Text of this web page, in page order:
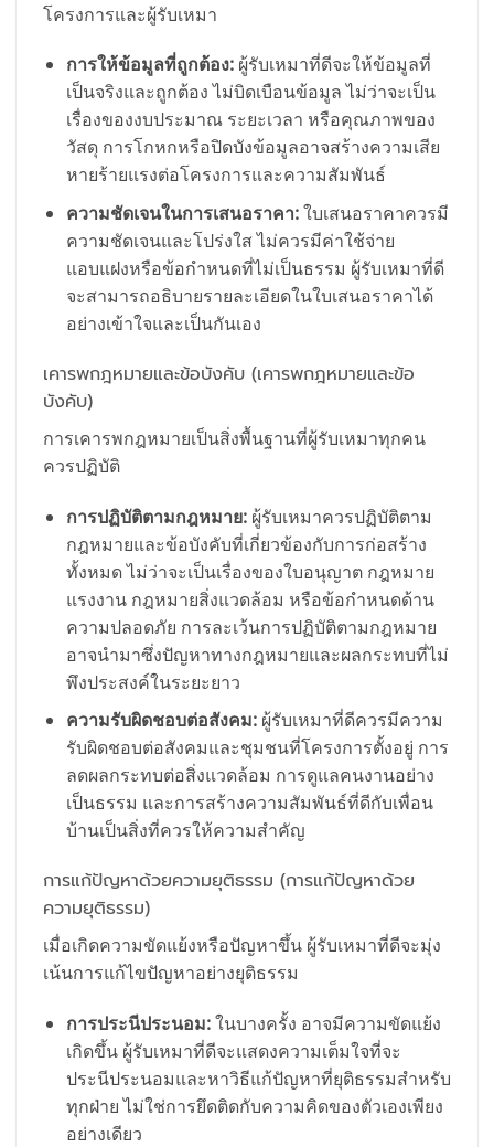
โครงการและผู้รับเหมา
การให้ข้อมูลที่ถูกต้อง:ผู้รับเหมาที่ดีจะให้ข้อมูลที่
เป็นจริงและถูกต้อง ไม่บิดเบือนข้อมูล ไม่ว่าจะเป็น
เรื่องของงบประมาณ ระยะเวลา หรือคุณภาพของ
วัสดุ การโกหกหรือปิดบังข้อมูลอาจสร้างความเสีย
หายร้ายแรงต่อโครงการและความสัมพันธ์
ความชัดเจนในการเสนอราคา:ใบเสนอราคาควรมี
ความชัดเจนและโปร่งใส ไม่ควรมีค่าใช้จ่าย
แอบแฝงหรือข้อกำหนดที่ไม่เป็นธรรม ผู้รับเหมาที่ดี
จะสามารถอธิบายรายละเอียดในใบเสนอราคาได้
อย่างเข้าใจและเป็นกันเอง
เคารพกฎหมายและข้อบังคับ (เคารพกฎหมายและข้อ
บังคับ)
การเคารพกฎหมายเป็นสิ่งพื้นฐานที่ผู้รับเหมาทุกคน
ควรปฏิบัติ
การปฏิบัติตามกฎหมาย:ผู้รับเหมาควรปฏิบัติตาม
กฎหมายและข้อบังคับที่เกี่ยวข้องกับการก่อสร้าง
ทั้งหมด ไม่ว่าจะเป็นเรื่องของใบอนุญาต กฎหมาย
แรงงาน กฎหมายสิ่งแวดล้อม หรือข้อกำหนดด้าน
ความปลอดภัย การละเว้นการปฏิบัติตามกฎหมาย
อาจนำมาซึ่งปัญหาทางกฎหมายและผลกระทบที่ไม่
พึงประสงค์ในระยะยาว
ความรับผิดชอบต่อสังคม:ผู้รับเหมาที่ดีควรมีความ
รับผิดชอบต่อสังคมและชุมชนที่โครงการตั้งอยู่ การ
ลดผลกระทบต่อสิ่งแวดล้อม การดูแลคนงานอย่าง
เป็นธรรม และการสร้างความสัมพันธ์ที่ดีกับเพื่อน
บ้านเป็นสิ่งที่ควรให้ความสำคัญ
การแก้ปัญหาด้วยความยุติธรรม (การแก้ปัญหาด้วย
ความยุติธรรม)
เมื่อเกิดความขัดแย้งหรือปัญหาขึ้น ผู้รับเหมาที่ดีจะมุ่ง
เน้นการแก้ไขปัญหาอย่างยุติธรรม
การประนีประนอม:ในบางครั้ง อาจมีความขัดแย้ง
เกิดขึ้น ผู้รับเหมาที่ดีจะแสดงความเต็มใจที่จะ
ประนีประนอมและหาวิธีแก้ปัญหาที่ยุติธรรมสำหรับ
ทุกฝ่าย ไม่ใช่การยึดติดกับความคิดของตัวเองเพียง
อย่างเดียว